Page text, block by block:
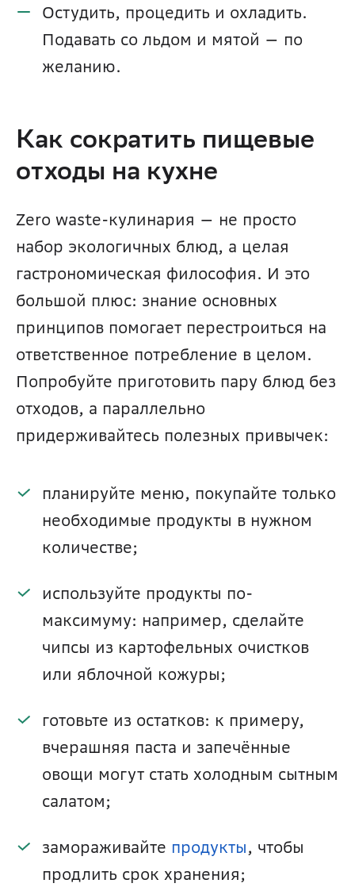
Остудить, процедить и охладить.
Подавать со льдом и мятой — по
желанию.
Как сократить пищевые
отходы на кухне
Zero waste-кулинария — не просто
набор экологичных блюд, а целая
гастрономическая философия. И это
большой плюс: знание основных
принципов помогает перестроиться на
ответственное потребление в целом.
Попробуйте приготовить пару блюд без
отходов, а параллельно
придерживайтесь полезных привычек:
планируйте меню, покупайте только
необходимые продукты в нужном
количестве;
используйте продукты по-
максимуму: например, сделайте
чипсы из картофельных очистков
или яблочной кожуры;
готовьте из остатков: к примеру,
вчерашняя паста и запечённые
овощи могут стать холодным сытным
салатом;
замораживайте продукты, чтобы
продлить срок хранения;